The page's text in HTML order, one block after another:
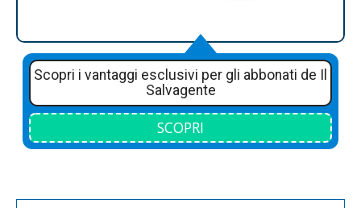
Scopri i vantaggi esclusivi per gli abbonati de Il
Salvagente
SCOPRI